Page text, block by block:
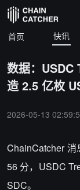
首页 快讯
数据：
造 2.5 亿枚
2026-05-13
ChainCatcher
56 分，USDC
SDC。